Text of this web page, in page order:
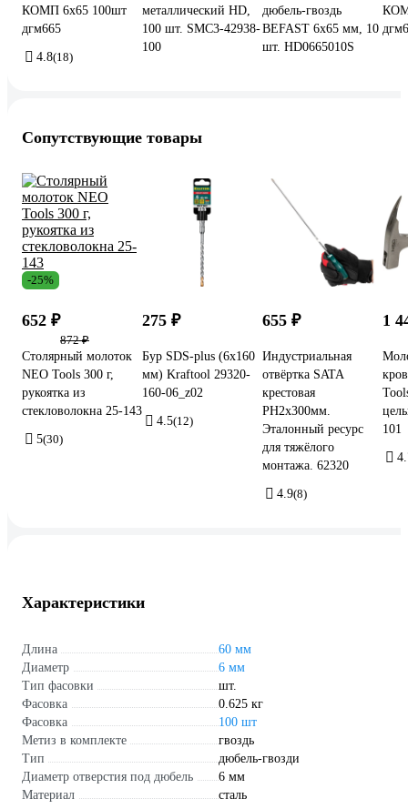
КОМП 6х65 100шт
дгм665
4.8(18)
металлический HD,
100 шт. SMC3-42938-
100
дюбель-гвоздь
BEFAST 6x65 мм, 10
шт. HD0665010S
Сопутствующие товары
-25%
652 ₽
872 ₽
Столярный молоток
NEO Tools 300 г,
рукоятка из
стекловолокна 25-143
5(30)
275 ₽
Бур SDS-plus (6х160
мм) Kraftool 29320-
160-06_z02
4.5(12)
655 ₽
Индустриальная
отвёртка SATA
крестовая
PH2x300мм.
Эталонный ресурс
для тяжёлого
монтажа. 62320
4.9(8)
1
101
Характеристики
Длина
60 мм
Диаметр
6 мм
Тип фасовки
шт.
Фасовка
0.625 кг
Фасовка
100 шт
Метиз в комплекте
гвоздь
Тип
дюбель-гвозди
Диаметр отверстия под дюбель
6 мм
Материал
сталь